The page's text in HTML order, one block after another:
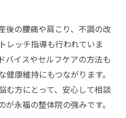
後の腰痛や肩こり、不調の改
レッチ指導も行われていま
バイスやセルフケアの方法も
康維持にもつながります。
む方にとって、安心して相談
永福の整体院の強みです。